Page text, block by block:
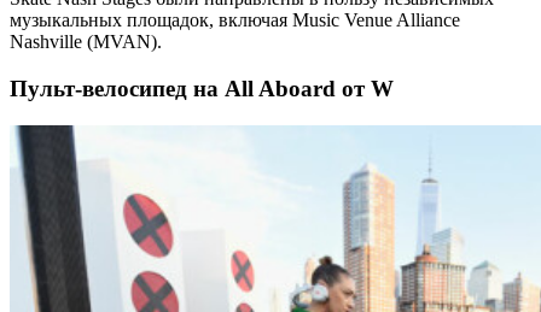
музыкальных площадок, включая Music Venue Alliance
Nashville (MVAN).
Пульт-велосипед на All Aboard от W